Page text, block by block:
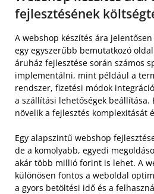
fejlesztésének
A webshop készítés ára
egy egyszerűbb bemutatkozó
áruház fejlesztése során számos
implementálni, mint például a
rendszer, fizetési módok
a szállítási lehetőségek beállítása.
növelik a fejlesztés komplexitását
Egy alapszintű webshop
de a komolyabb, egyedi
akár több millió forint is lehet. A
különösen fontos a weboldal
a gyors betöltési idő és a